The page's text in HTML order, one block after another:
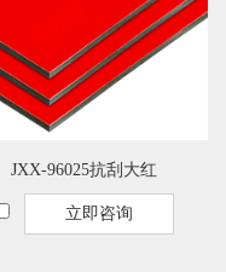
JXX-96025抗刮大红
立即咨询